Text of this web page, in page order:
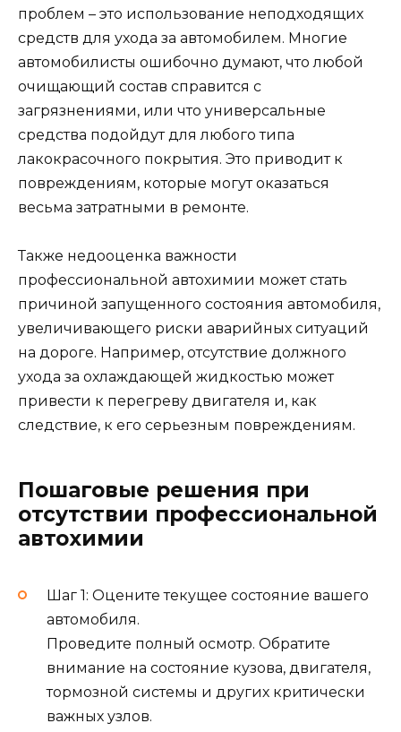
проблем – это использование неподходящих
средств для ухода за автомобилем. Многие
автомобилисты ошибочно думают, что любой
очищающий состав справится с
загрязнениями, или что универсальные
средства подойдут для любого типа
лакокрасочного покрытия. Это приводит к
повреждениям, которые могут оказаться
весьма затратными в ремонте.
Также недооценка важности
профессиональной автохимии может стать
причиной запущенного состояния автомобиля,
увеличивающего риски аварийных ситуаций
на дороге. Например, отсутствие должного
ухода за охлаждающей жидкостью может
привести к перегреву двигателя и, как
следствие, к его серьезным повреждениям.
Пошаговые решения при
отсутствии профессиональной
автохимии
Шаг 1: Оцените текущее состояние вашего
автомобиля.
Проведите полный осмотр. Обратите
внимание на состояние кузова, двигателя,
тормозной системы и других критически
важных узлов.